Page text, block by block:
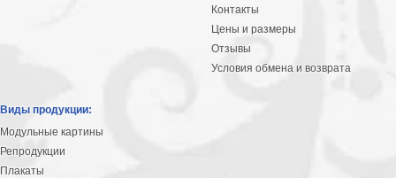
Контакты
Цены и размеры
Отзывы
Условия обмена и возврата
Виды продукции:
Модульные картины
Репродукции
Плакаты